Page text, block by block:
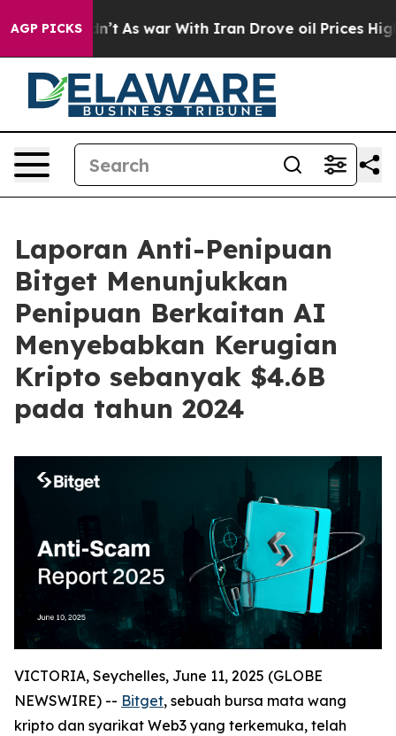
AGP PICKS
Didn’t As war With Iran Drove oil Prices Higher,
Laporan Anti-Penipuan
Bitget Menunjukkan
Penipuan Berkaitan AI
Menyebabkan Kerugian
Kripto sebanyak $4.6B
pada tahun 2024
VICTORIA, Seychelles, June 11, 2025 (GLOBE
NEWSWIRE) -- Bitget, sebuah bursa mata wang
kripto dan syarikat Web3 yang terkemuka, telah